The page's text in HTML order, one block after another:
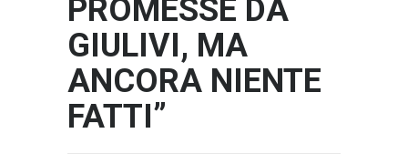
PROMESSE DA
GIULIVI, MA
ANCORA NIENTE
FATTI”